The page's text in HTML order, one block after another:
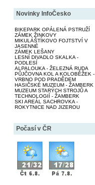
Novinky InfoČesko
BIKEPARK OPÁLENÁ PSTRUŽÍ
ZÁMEK ŽINKOVY
MIKULÁŠTÍKOVO FOJTSTVÍ V
JASENNÉ
ZÁMEK LEŠANY
LESNÍ DIVADLO SKALKA -
PODLESÍ
ALPALOUKA - ŽELEZNÁ RUDA
PŮJČOVNA KOL A KOLOBĚŽEK -
VRBNO POD PRADĚDEM
HASIČSKÉ MUZEUM - ŽAMBERK
MUZEUM STARÝCH STROJŮ A
TECHNOLOGIÍ - ŽAMBERK
SKI AREÁL SACHROVKA -
ROKYTNICE NAD JIZEROU
Počasí v ČR